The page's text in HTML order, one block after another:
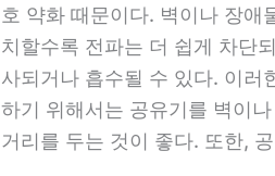
호 약화 때문이다. 벽이나 장애
치할수록 전파는 더 쉽게 차단
사되거나 흡수될 수 있다. 이러
하기 위해서는 공유기를 벽이
거리를 두는 것이 좋다. 또한,